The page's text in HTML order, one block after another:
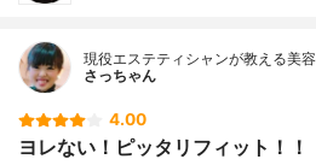
現役エステティシャンが教える美
さっちゃん
4.00
ヨレない！ピッタリフィット！！